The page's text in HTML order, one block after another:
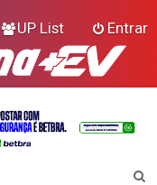
UP List Entrar